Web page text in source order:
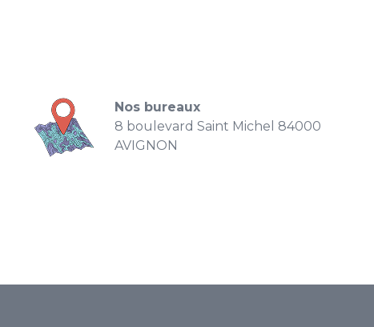
Nos bureaux
8 boulevard Saint Michel 84000
AVIGNON